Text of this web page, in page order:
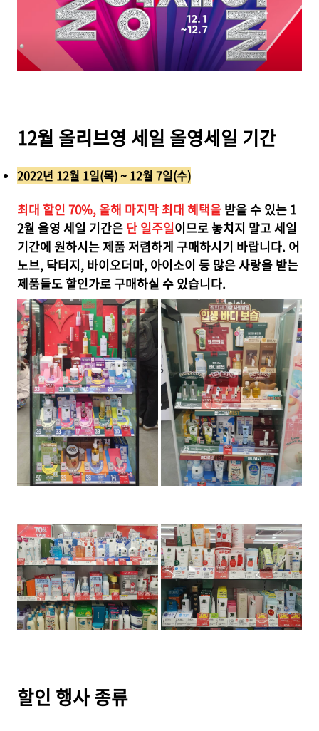
12월 올리브영 세일 올영세일 기간
2022년 12월 1일(목) ~ 12월 7일(수)
최대 할인 70%, 올해 마지막 최대 혜택을 받을 수 있는 1
2월 올영 세일 기간은 단 일주일이므로 놓치지 말고 세일
기간에 원하시는 제품 저렴하게 구매하시기 바랍니다. 어
노브, 닥터지, 바이오더마, 아이소이 등 많은 사랑을 받는
제품들도 할인가로 구매하실 수 있습니다.
할인 행사 종류